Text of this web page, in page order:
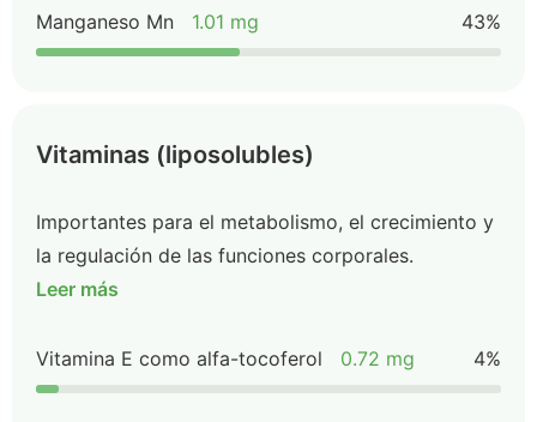
Manganeso Mn 1.01 mg 43%
Vitaminas (liposolubles)
Importantes para el metabolismo, el crecimiento y
la regulación de las funciones corporales.
Leer más
Vitamina E como alfa-tocoferol 0.72 mg 4%